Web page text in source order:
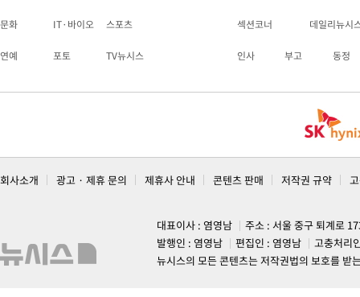
문화 IT·바이오 스포츠
연예 포토 TV뉴시스
섹션코너 데일리뉴시
인사 부고 동정
회사소개 광고 · 제휴 문의 제휴사 안내 콘텐츠 판매 저작권 규약
대표이사 : 염영남
주소 : 서울 중구 퇴계로
발행인 : 염영남
편집인 : 염영남
고충처리
뉴시스의 모든 콘텐츠는 저작권법의 보호를